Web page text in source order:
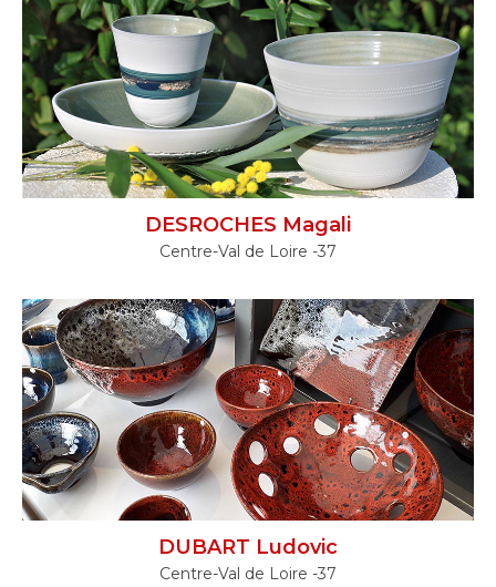
DESROCHES Magali
Centre-Val de Loire -37
DUBART Ludovic
Centre-Val de Loire -37